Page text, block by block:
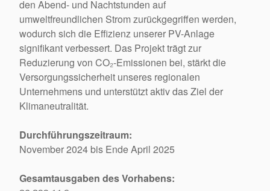
den Abend- und Nachtstunden auf
umweltfreundlichen Strom zurückgegriffen werden,
wodurch sich die Effizienz unserer PV-Anlage
signifikant verbessert. Das Projekt trägt zur
Reduzierung von CO₂-Emissionen bei, stärkt die
Versorgungssicherheit unseres regionalen
Unternehmens und unterstützt aktiv das Ziel der
Klimaneutralität.
Durchführungszeitraum:
November 2024 bis Ende April 2025
Gesamtausgaben des Vorhabens: